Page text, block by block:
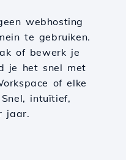
webhosting
te gebruiken.
of bewerk je
je het snel met
of elke
intuïtief,
jaar.